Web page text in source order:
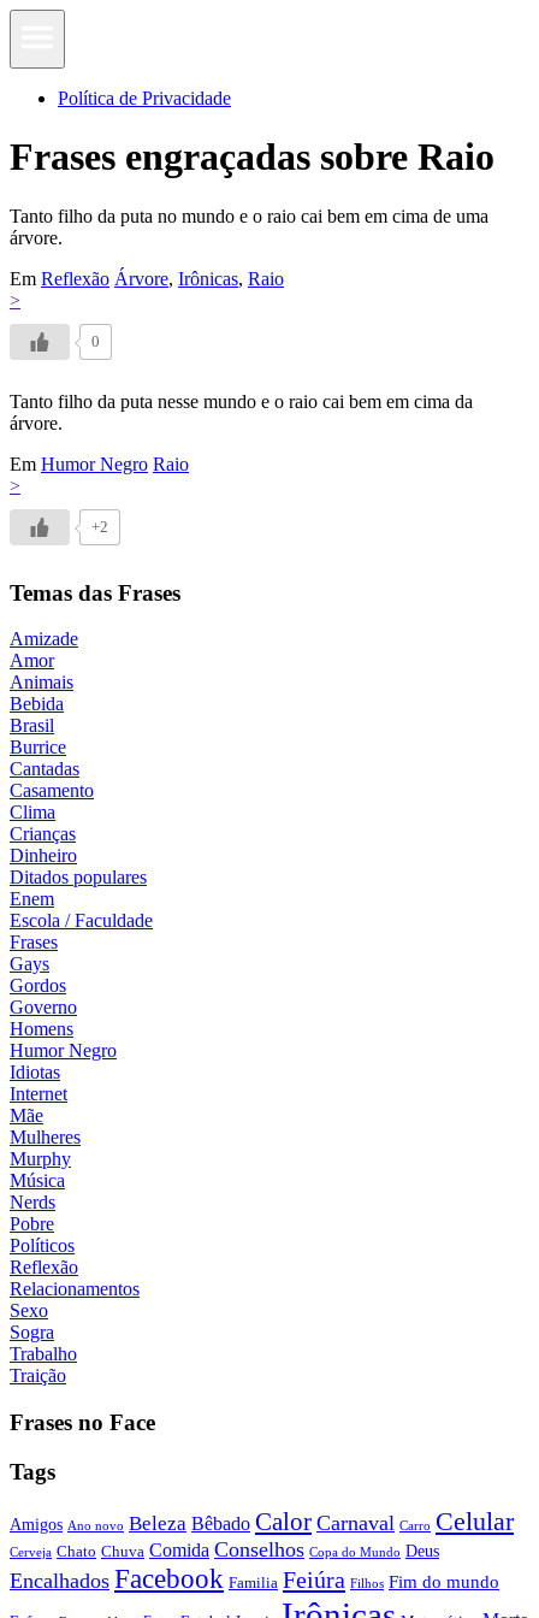
Política de Privacidade
Frases engraçadas sobre Raio
Tanto filho da puta no mundo e o raio cai bem em cima de uma
árvore.
Em Reflexão Árvore, Irônicas, Raio
>
0
Tanto filho da puta nesse mundo e o raio cai bem em cima da
árvore.
Em Humor Negro Raio
>
+2
Temas das Frases
Amizade
Amor
Animais
Bebida
Brasil
Burrice
Cantadas
Casamento
Clima
Crianças
Dinheiro
Ditados populares
Enem
Escola / Faculdade
Frases
Gays
Gordos
Governo
Homens
Humor Negro
Idiotas
Internet
Mãe
Mulheres
Murphy
Música
Nerds
Pobre
Políticos
Reflexão
Relacionamentos
Sexo
Sogra
Trabalho
Traição
Frases no Face
Tags
Amigos Ano novo Beleza Bêbado Calor Carnaval Carro Celular
Cerveja Chato Chuva Comida Conselhos Copa do Mundo Deus
Encalhados Facebook Familia Feiúra Filhos Fim do mundo